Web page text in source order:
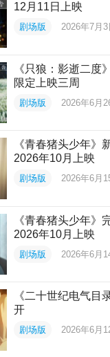
12月11日上映
剧场版 2026年7月3
《只狼：影逝二度
限定上映三周
剧场版 2026年6月
《青春猪头少年》
2026年10月上映
剧场版 2026年6月
《青春猪头少年》
2026年10月上映
剧场版 2026年6月
《二十世纪电气目
开
剧场版 2026年6月